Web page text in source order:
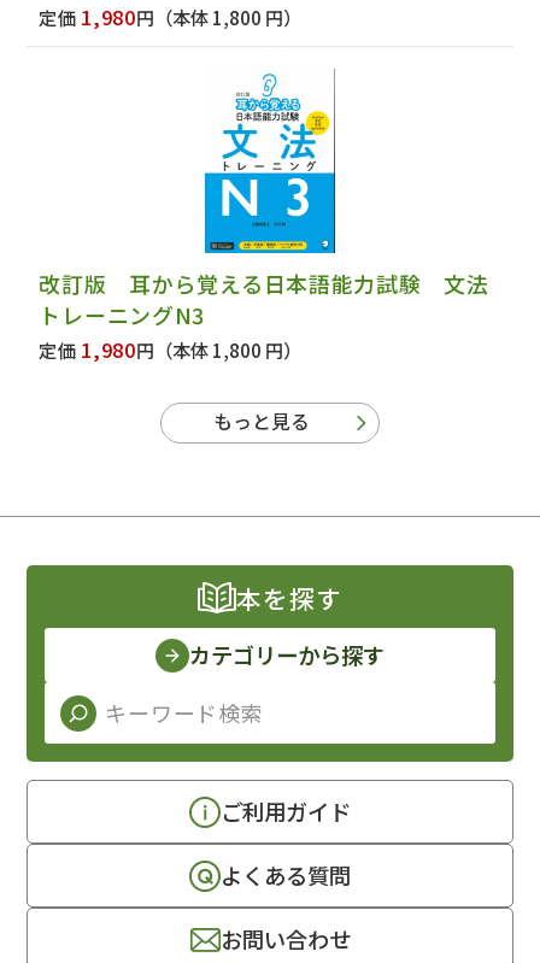
定価 1,980円 （本体 1,800 円）
改訂版 耳から覚える日本語能力試験 文法
トレーニングN3
定価 1,980円 （本体 1,800 円）
もっと見る
本を探す
カテゴリーから探す
ご利用ガイド
よくある質問
お問い合わせ